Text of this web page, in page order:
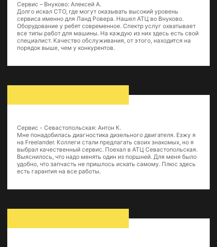
Сервис – Внуково: Алексей А.
Долго искал СТО, где могут оказывать высокий уровень
сервиса именно для Ланд Ровера. Нашел АТЦ во Внуково.
Оборудование у ребят современное. Спектр услуг охватывает
все типы работ для машины. На каждую из них здесь есть свой
специалист. Качество обслуживания, от этого, находится на
порядок выше, чем у конкурентов.
Сервис - Севастопольская: Антон К.
Мне понадобилась диагностика дизельного двигателя. Езжу я
на Freelander. Коллеги стали предлагать своих знакомых, но я
выбрал качественный сервис. Поехал в АТЦ Севастопольская.
Выяснилось, что надо менять один из поршней. Для меня было
удобно, что запчасть не пришлось искать самому. Плюс здесь
есть гарантия на все работы.